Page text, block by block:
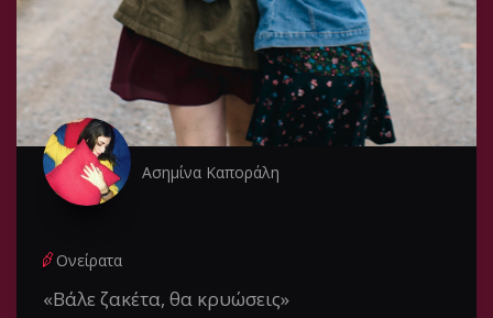
Ασημίνα Καποράλη
Ονείρατα
«Βάλε ζακέτα, θα κρυώσεις»